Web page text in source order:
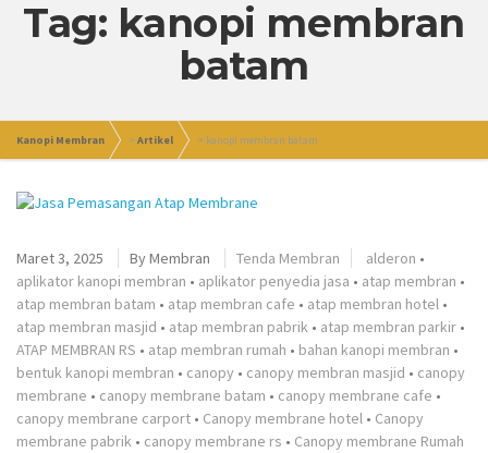
Tag: kanopi membran
batam
Kanopi Membran >Artikel > kanopi membran batam
Maret 3, 2025 ByMembran Tenda Membran alderon •
aplikator kanopi membran • aplikator penyedia jasa • atap membran •
atap membran batam • atap membran cafe • atap membran hotel •
atap membran masjid • atap membran pabrik • atap membran parkir •
ATAP MEMBRAN RS • atap membran rumah • bahan kanopi membran •
bentuk kanopi membran • canopy • canopy membran masjid • canopy
membrane • canopy membrane batam • canopy membrane cafe •
canopy membrane carport • Canopy membrane hotel • Canopy
membrane pabrik • canopy membrane rs • Canopy membrane Rumah